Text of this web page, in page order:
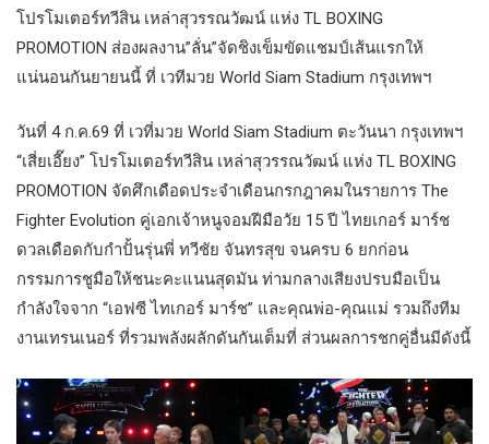
โปรโมเตอร์ทวีสิน เหล่าสุวรรณวัฒน์ แห่ง TL BOXING
PROMOTION ส่องผลงาน”ลั่น”จัดชิงเข็มขัดแชมป์เส้นแรกให้
แน่นอนกันยายนนี้ ที่ เวทีมวย World Siam Stadium กรุงเทพฯ
วันที่ 4 ก.ค.69 ที่ เวที่มวย World Siam Stadium ตะวันนา กรุงเทพฯ
“เสี่ยเอี๊ยง” โปรโมเตอร์ทวีสิน เหล่าสุวรรณวัฒน์ แห่ง TL BOXING
PROMOTION จัดศึกเดือดประจำเดือนกรกฎาคมในรายการ The
Fighter Evolution คู่เอกเจ้าหนูจอมฝีมือวัย 15 ปี ไทยเกอร์ มาร์ช
ดวลเดือดกับกำปั้นรุ่นพี่ ทวีชัย จันทรสุข จนครบ 6 ยกก่อน
กรรมการชูมือให้ชนะคะแนนสุดมัน ท่ามกลางเสียงปรบมือเป็น
กำลังใจจาก “เอฟซี ไทเกอร์ มาร์ช” และคุณพ่อ-คุณแม่ รวมถึงทีม
งานเทรนเนอร์ ที่รวมพลังผลักดันกันเต็มที่ ส่วนผลการชกคู่อื่นมีดังนี้